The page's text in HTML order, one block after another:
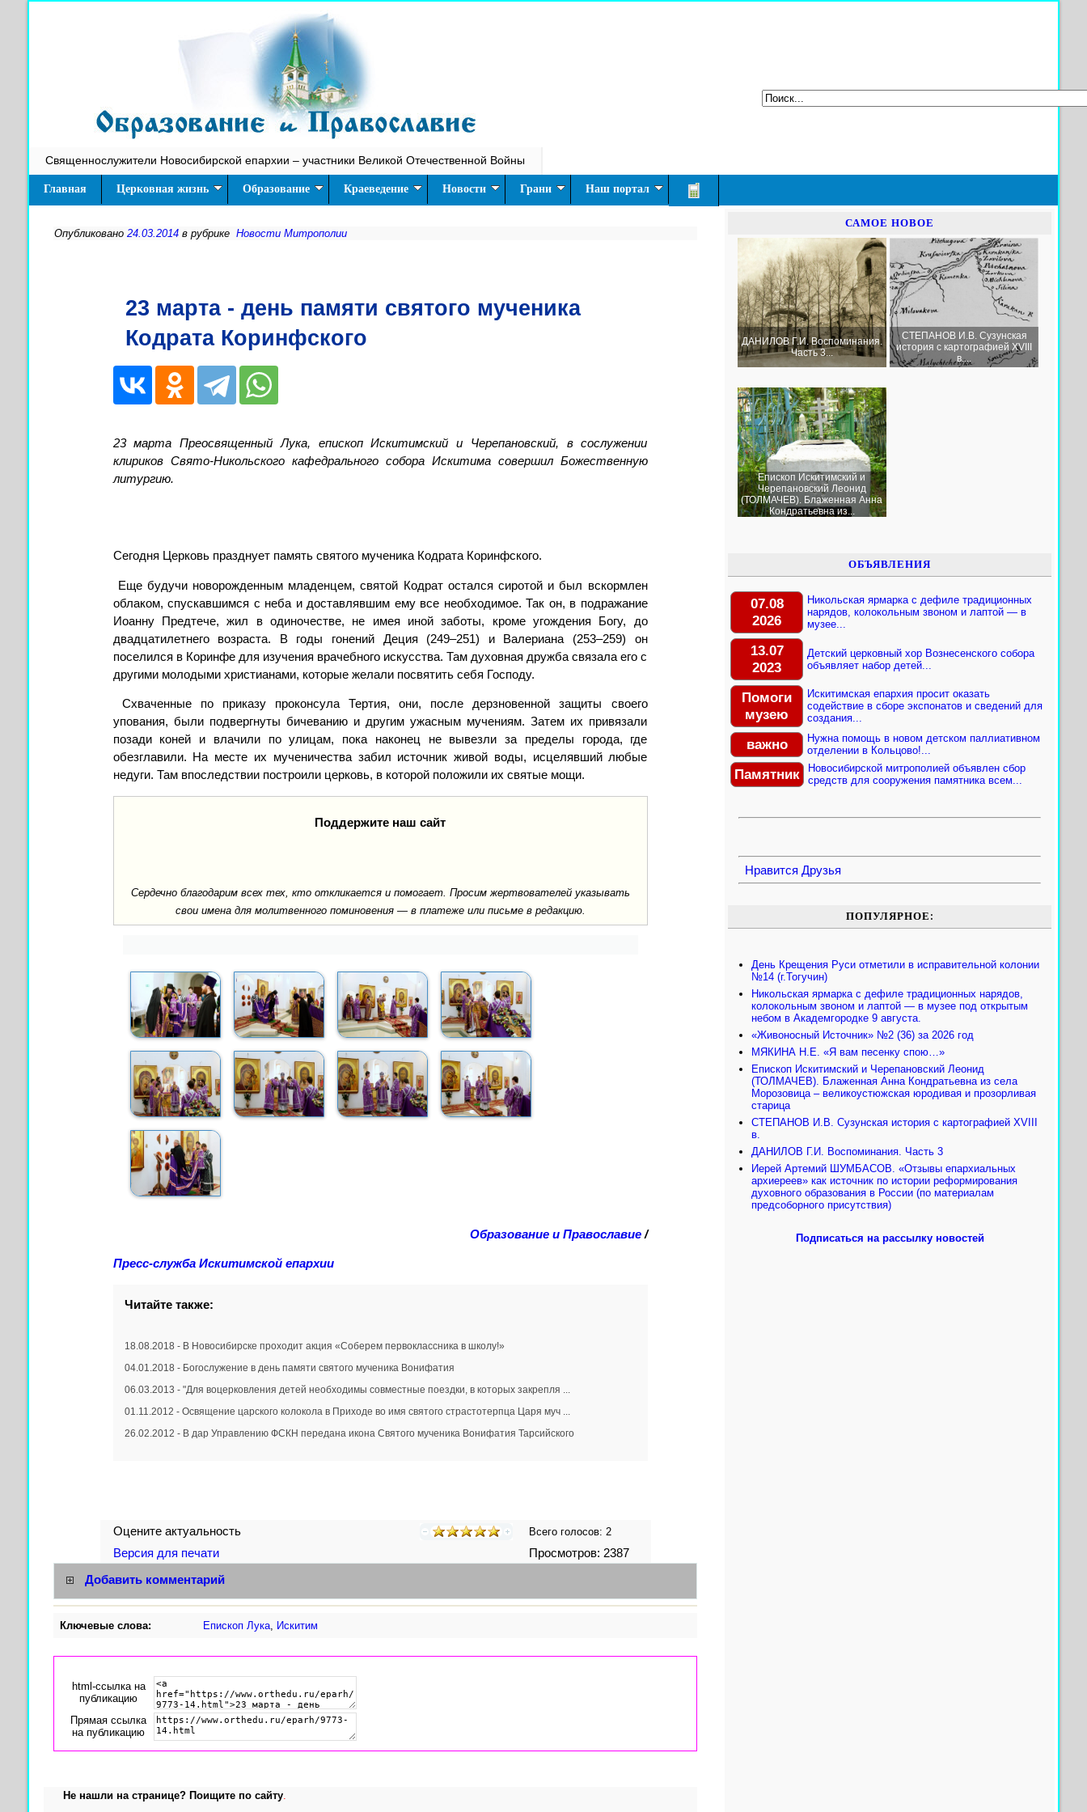
Священнослужители Новосибирской епархии – участники Великой Отечественной Войны
Главная Церковная жизнь Образование Краеведение Новости Грани Наш портал
Опубликовано 24.03.2014 в рубрике Новости Митрополии
23 марта - день памяти святого мученика
Кодрата Коринфского
23 марта Преосвященный Лука, епископ Искитимский и Черепановский, в сослужении
клириков Свято-Никольского кафедрального собора Искитима совершил Божественную
литургию.
Сегодня Церковь празднует память святого мученика Кодрата Коринфского.
Еще будучи новорожденным младенцем, святой Кодрат остался сиротой и был вскормлен
облаком, спускавшимся с неба и доставлявшим ему все необходимое. Так он, в подражание
Иоанну Предтече, жил в одиночестве, не имея иной заботы, кроме угождения Богу, до
двадцатилетнего возраста. В годы гонений Деция (249–251) и Валериана (253–259) он
поселился в Коринфе для изучения врачебного искусства. Там духовная дружба связала его с
другими молодыми христианами, которые желали посвятить себя Господу.
Схваченные по приказу проконсула Тертия, они, после дерзновенной защиты своего
упования, были подвергнуты бичеванию и другим ужасным мучениям. Затем их привязали
позади коней и влачили по улицам, пока наконец не вывезли за пределы города, где
обезглавили. На месте их мученичества забил источник живой воды, исцелявший любые
недуги. Там впоследствии построили церковь, в которой положили их святые мощи.
Поддержите наш сайт
Сердечно благодарим всех тех, кто откликается и помогает. Просим жертвователей указывать
свои имена для молитвенного поминовения — в платеже или письме в редакцию.
Образование и Православие/
Пресс-служба Искитимской епархии
Читайте также:
18.08.2018 - В Новосибирске проходит акция «Соберем первоклассника в школу!»
04.01.2018 - Богослужение в день памяти святого мученика Вонифатия
06.03.2013 - "Для воцерковления детей необходимы совместные поездки, в которых закрепля ...
01.11.2012 - Освящение царского колокола в Приходе во имя святого страстотерпца Царя муч ...
26.02.2012 - В дар Управлению ФСКН передана икона Святого мученика Вонифатия Тарсийского
Оцените актуальность Всего голосов: 2
Версия для печати Просмотров: 2387
Добавить комментарий
Ключевые слова: Епископ Лука Искитим
html-cсылка на
публикацию
Прямая ссылка
на публикацию
Не нашли на странице? Поищите по сайту.
САМОЕ НОВОЕ
ДАНИЛОВ Г.И. Воспоминания.
Часть 3...
СТЕПАНОВ И.В. Сузунская
история с картографией XVIII
в....
Епископ Искитимский и
Черепановский Леонид
(ТОЛМАЧЕВ). Блаженная Анна
Кондратьевна из...
ОБЪЯВЛЕНИЯ
07.08
2026
Никольская ярмарка с дефиле традиционных
нарядов, колокольным звоном и лаптой — в
музее...
13.07
2023
Детский церковный хор Вознесенского собора
объявляет набор детей...
Помоги
музею
Искитимская епархия просит оказать
содействие в сборе экспонатов и сведений для
создания...
важно
Нужна помощь в новом детском паллиативном
отделении в Кольцово!...
Памятник
Новосибирской митрополией объявлен сбор
средств для сооружения памятника всем...
Нравится Друзья
ПОПУЛЯРНОЕ:
День Крещения Руси отметили в исправительной колонии
№14 (г.Тогучин)
Никольская ярмарка с дефиле традиционных нарядов,
колокольным звоном и лаптой — в музее под открытым
небом в Академгородке 9 августа.
«Живоносный Источник» №2 (36) за 2026 год
МЯКИНА Н.Е. «Я вам песенку спою…»
Епископ Искитимский и Черепановский Леонид
(ТОЛМАЧЕВ). Блаженная Анна Кондратьевна из села
Морозовица – великоустюжская юродивая и прозорливая
старица
СТЕПАНОВ И.В. Сузунская история с картографией XVIII
в.
ДАНИЛОВ Г.И. Воспоминания. Часть 3
Иерей Артемий ШУМБАСОВ. «Отзывы епархиальных
архиереев» как источник по истории реформирования
духовного образования в России (по материалам
предсоборного присутствия)
Подписаться на рассылку новостей